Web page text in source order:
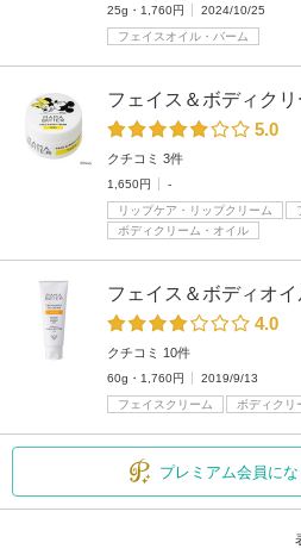
25g・1,760円
2024/10/25
フェイスオイル・バーム
フェイス＆ボディク
5.0
クチコミ 3件
1,650円
-
リップケア・リップクリーム
ボディクリーム・オイル
フェイス＆ボディオ
4.0
クチコミ 10件
60g・1,760円
2019/9/13
フェイスクリーム
ボディクリ
プレミアム会員に